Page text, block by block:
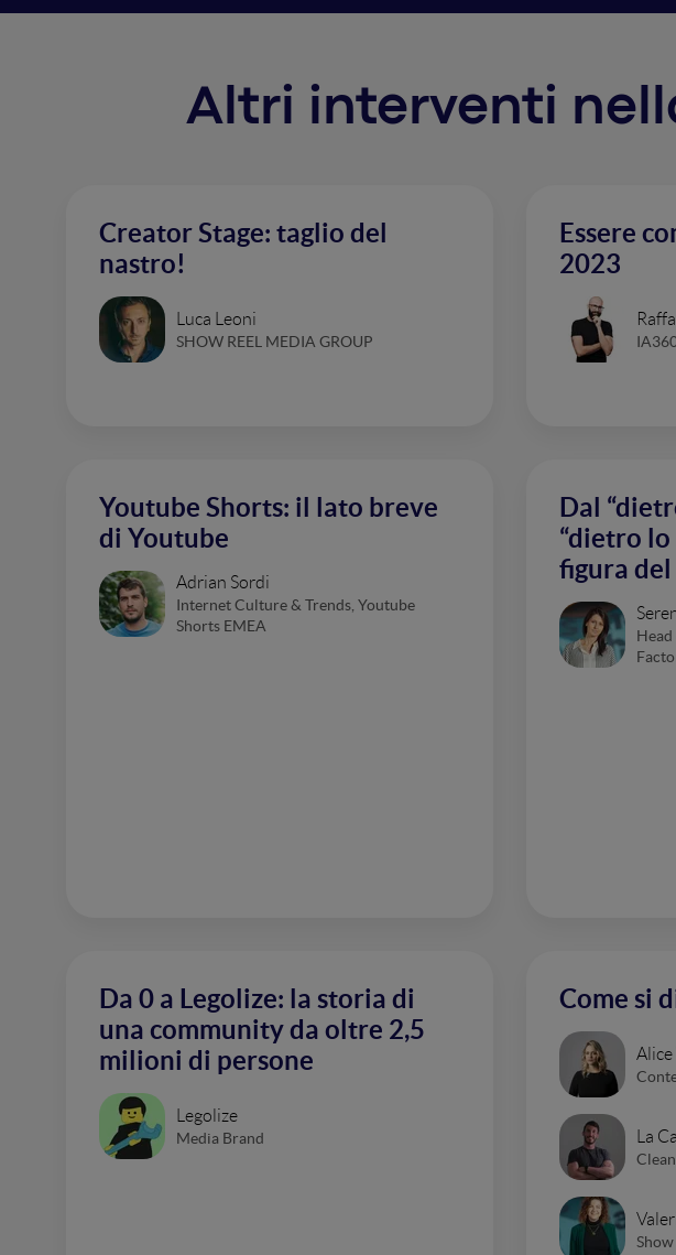
Altri interventi
Creator Stage: taglio del
nastro!
Luca Leoni
SHOW REEL MEDIA GROUP
Essere
2023
Youtube Shorts: il lato breve
di Youtube
Adrian Sordi
Internet Culture & Trends, Youtube
Shorts EMEA
Dal
“dietro lo
figura
Head
Da 0 a Legolize: la storia di
una community da oltre 2,5
milioni di persone
Legolize
Media Brand
Come si
La